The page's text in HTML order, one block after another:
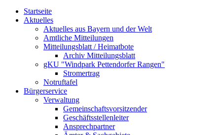
Startseite
Aktuelles
Aktuelles aus Bayern und der Welt
Amtliche Mitteilungen
Mitteilungsblatt / Heimatbote
Archiv Mitteilungsblatt
gKU "Windpark Pettendorfer Rangen"
Stromertrag
Notruftafel
Bürgerservice
Verwaltung
Gemeinschaftsvorsitzender
Geschäftsstellenleiter
Ansprechpartner